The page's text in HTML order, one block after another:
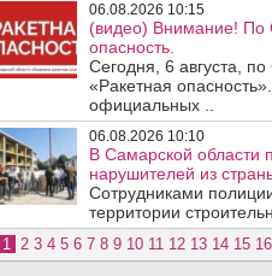
06.08.2026 10:15
(видео) Внимание! По
опасность.
Сегодня, 6 августа,
«Ракетная
официальных ..
06.08.2026 10:10
В Самарской области
нарушителей из
Сотрудниками
территории
1 2 3 4 5 6 7 8 9 10 11 12 13 14 15 16